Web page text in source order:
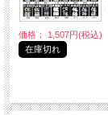
価格： 1,507円(税込)
在庫切れ